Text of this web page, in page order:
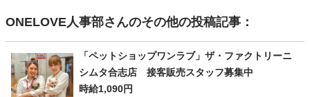
ONELOVE人事部さんのその他の投稿記事：
「ペットショップワンラブ」ザ・ファクトリーニ
シムタ合志店 接客販売スタッフ募集中
時給1,090円